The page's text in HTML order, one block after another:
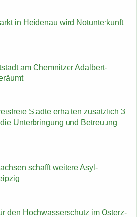
in Hei­den­au wird Not­un­ter­kunft
am Chem­nit­zer Adalbert-​
Städ­te er­hal­ten zu­sätz­lich 3
Un­ter­brin­gung und Be­treu­ung
schafft wei­te­re Asyl-​
den Hoch­was­ser­schutz im Ost­erz­